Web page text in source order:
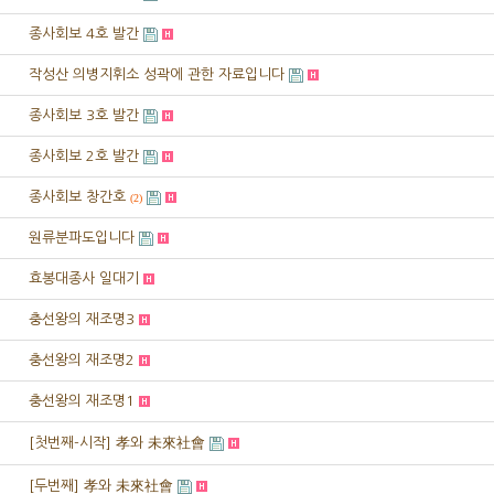
종사회보 4호 발간
작성산 의병지휘소 성곽에 관한 자료입니다
종사회보 3호 발간
종사회보 2호 발간
종사회보 창간호 (2)
원류분파도입니다
효봉대종사 일대기
충선왕의 재조명3
충선왕의 재조명2
충선왕의 재조명1
[첫번째-시작] 孝와 未來社會
[두번째] 孝와 未來社會